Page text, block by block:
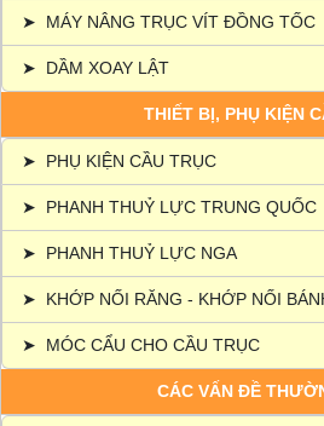
➤ MÁY NÂNG TRỤC VÍT ĐỒNG TỐC
➤ DẦM XOAY LẬT
THIẾT BỊ, PHỤ KIỆN
➤ PHỤ KIỆN CẦU TRỤC
➤ PHANH THUỶ LỰC TRUNG QUỐC
➤ PHANH THUỶ LỰC NGA
➤ KHỚP NỐI RĂNG - KHỚP NỐI
➤ MÓC CẨU CHO CẦU TRỤC
CÁC VẤN ĐỀ